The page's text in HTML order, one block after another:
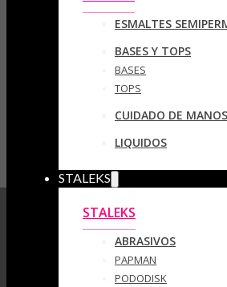
ESMALTES
BASES Y TOPS
BASES
TOPS
CUIDADO DE MANOS
LIQUIDOS
STALEKS
STALEKS
ABRASIVOS
PAPMAN
PODODISK